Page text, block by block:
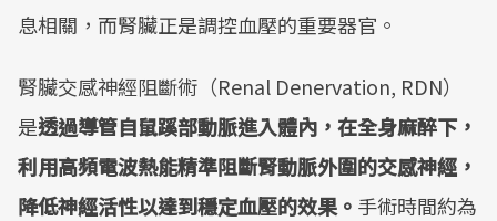
息相關，而腎臟正是調控血壓的重要器官。
腎臟交感神經阻斷術（Renal Denervation, RDN）
是透過導管自鼠蹊部動脈進入體內，在全身麻醉下，
利用高頻電波熱能精準阻斷腎動脈外圍的交感神經，
降低神經活性以達到穩定血壓的效果。 手術時間約為